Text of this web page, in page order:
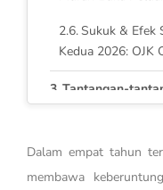
Sukuk & Efek
Kedua 2026: OJK
Tantangan-
Kondisi Keuangan
Jurus Lain PZZA
Kesimpulan
Dalam empat tahun
membawa